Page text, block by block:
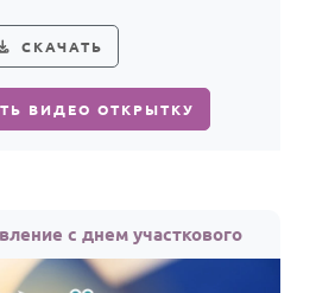
полиции.
СКАЧАТЬ
ВИДЕО ОТКРЫТКУ
с днем участкового